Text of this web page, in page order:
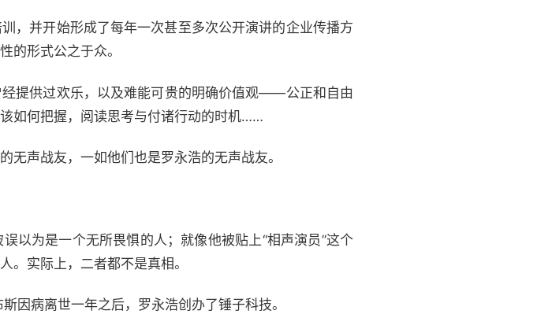
并开始形成了每年一次甚至多次公开演讲的企业传播方
的形式公之于众。
提供过欢乐，以及难能可贵的明确价值观——公正和自由
如何把握，阅读思考与付诸行动的时机……
声战友，一如他们也是罗永浩的无声战友。
为是一个无所畏惧的人；就像他被贴上“相声演员”这个
。实际上，二者都不是真相。
病离世一年之后，罗永浩创办了锤子科技。